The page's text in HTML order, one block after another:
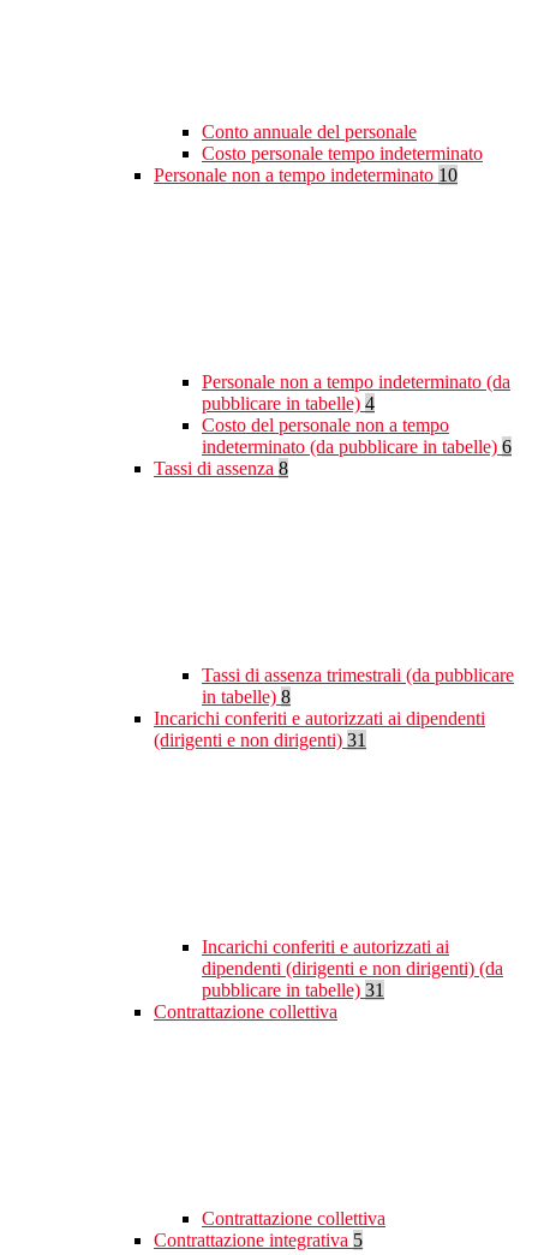
Conto annuale del personale
Costo personale tempo indeterminato
Personale non a tempo indeterminato 10
Personale non a tempo indeterminato (da
pubblicare in tabelle) 4
Costo del personale non a tempo
indeterminato (da pubblicare in tabelle) 6
Tassi di assenza 8
Tassi di assenza trimestrali (da pubblicare
in tabelle) 8
Incarichi conferiti e autorizzati ai dipendenti
(dirigenti e non dirigenti) 31
Incarichi conferiti e autorizzati ai
dipendenti (dirigenti e non dirigenti) (da
pubblicare in tabelle) 31
Contrattazione collettiva
Contrattazione collettiva
Contrattazione integrativa 5